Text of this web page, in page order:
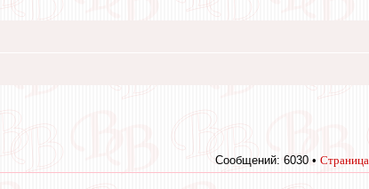
Сообщений: 6030 • Страница